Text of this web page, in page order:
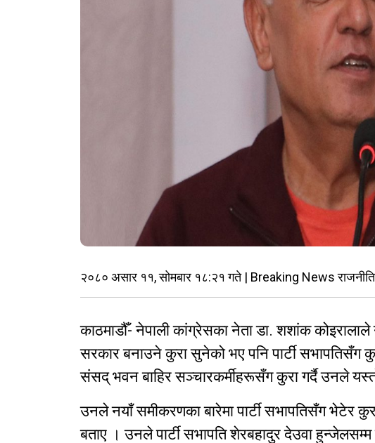
२०८० असार ११, सोमबार १८:२१ गते | Breaking News राजनीति
काठमाडौँ- नेपाली कांग्रेसका नेता डा. शशांक
सरकार बनाउने कुरा सुनेको भए पनि पार्टी
संसद् भवन बाहिर सञ्चारकर्मीहरूसँग कुरा गर्दै उनले
उनले नयाँ समीकरणका बारेमा पार्टी सभापतिसँग भेटेर
बताए । उनले पार्टी सभापति शेरबहादुर देउवा हुन्जेलसम्म